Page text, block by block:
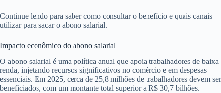
Continue lendo para saber como consultar o benefício e quais canais
utilizar para sacar o abono salarial.
Impacto econômico do abono salarial
O abono salarial é uma política anual que apoia trabalhadores de baixa
renda, injetando recursos significativos no comércio e em despesas
essenciais. Em 2025, cerca de 25,8 milhões de trabalhadores devem ser
beneficiados, com um montante total superior a R$ 30,7 bilhões.